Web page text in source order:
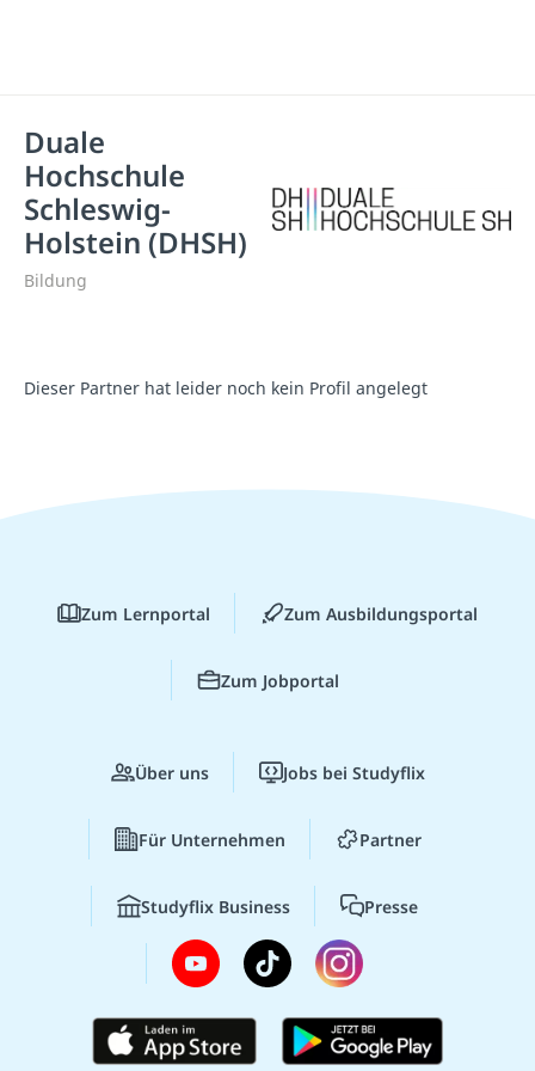
Duale
Hochschule
Schleswig-​
Holstein (DHSH)
Bildung
Dieser Partner hat leider noch kein Profil angelegt
Zum Lernportal Zum Ausbildungsportal
Zum Jobportal
Über uns Jobs bei Studyflix
Für Unternehmen Partner
Studyflix Business Presse